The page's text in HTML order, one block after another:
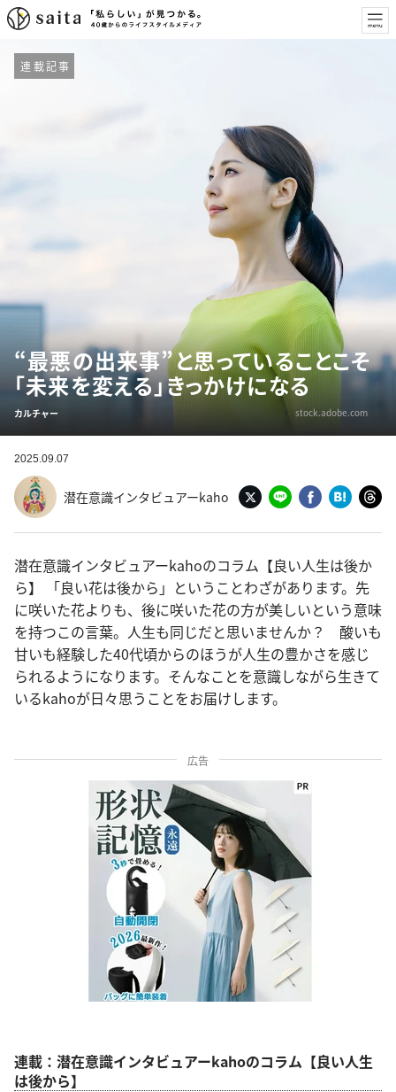
連載記事
“最悪の出来事”と思っていることこそ
「未来を変える」きっかけになる
カルチャー stock.adobe.com
2025.09.07
潜在意識インタビュアーkaho
潜在意識インタビュアーkahoのコラム【良い人生は後か
ら】 「良い花は後から」ということわざがあります。先
に咲いた花よりも、後に咲いた花の方が美しいという意味
を持つこの言葉。人生も同じだと思いませんか？ 酸いも
甘いも経験した40代頃からのほうが人生の豊かさを感じ
られるようになります。そんなことを意識しながら生きて
いるkahoが日々思うことをお届けします。
広告
連載：潜在意識インタビュアーkahoのコラム【良い人生
は後から】